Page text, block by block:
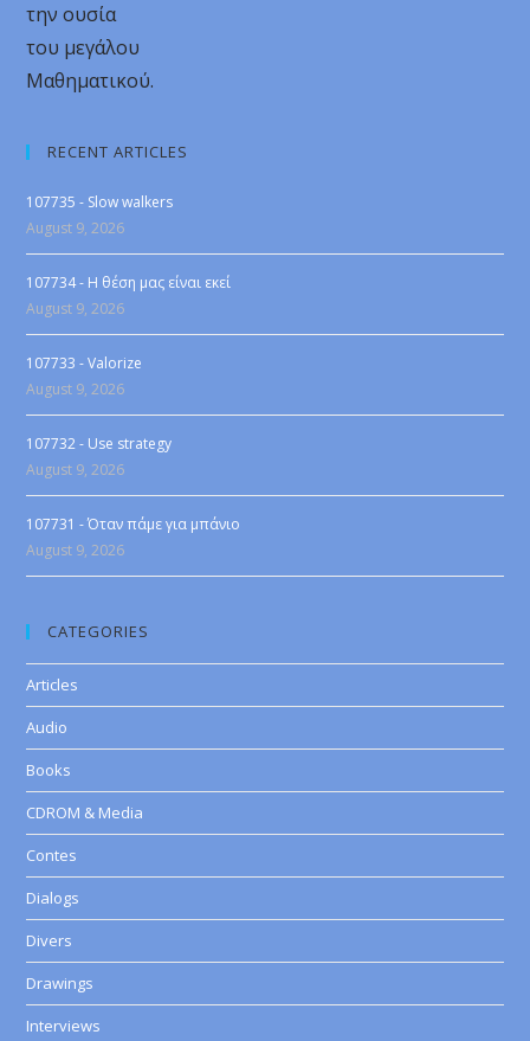
την ουσία
του μεγάλου
Μαθηματικού.
RECENT ARTICLES
107735 - Slow walkers
August 9, 2026
107734 - Η θέση μας είναι εκεί
August 9, 2026
107733 - Valorize
August 9, 2026
107732 - Use strategy
August 9, 2026
107731 - Όταν πάμε για μπάνιο
August 9, 2026
CATEGORIES
Articles
Audio
Books
CDROM & Media
Contes
Dialogs
Divers
Drawings
Interviews